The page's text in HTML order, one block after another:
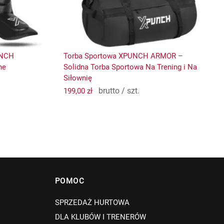
Torba Sportowa XPUNCH ARMOR –
Solidna Torba Sportowa Na Trening i Na
Siłownię
199,00 zł brutto / szt.
POMOC
SPRZEDAŻ HURTOWA
DLA KLUBÓW I TRENERÓW